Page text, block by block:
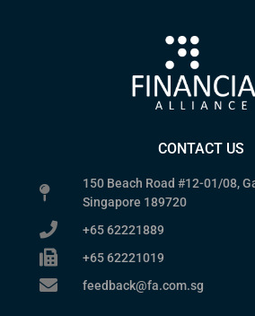
CONTACT US
150 Beach Road #12-01/08,
Singapore 189720
+65 62221889
+65 62221019
feedback@fa.com.sg